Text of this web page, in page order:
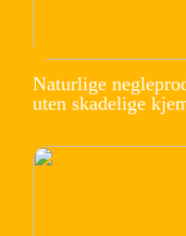
Naturlige
uten skadelige